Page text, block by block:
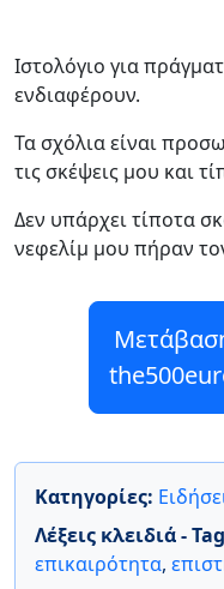
Ιστολόγιο για
ενδιαφέρουν.
Τα σχόλια είναι
τις σκέψεις μου και
Δεν υπάρχει τίποτα
νεφελίμ μου πήραν
Κατηγορίες:
Λέξεις κλειδιά -
επικαιρότητα,